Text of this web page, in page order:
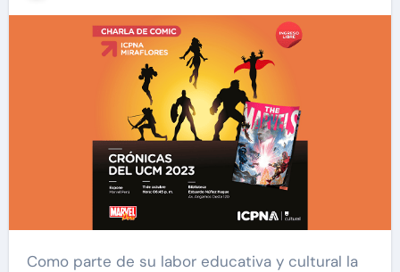
Como parte de su labor educativa y cultural la